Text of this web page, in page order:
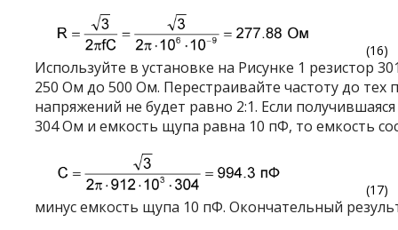
(16)
Используйте в установке на Рисунке 1 резистор
250 Ом до 500 Ом. Перестраивайте частоту до
напряжений не будет равно 2:1. Если
304 Ом и емкость щупа равна 10 пФ, то емкость
(17)
минус емкость щупа 10 пФ. Окончательный